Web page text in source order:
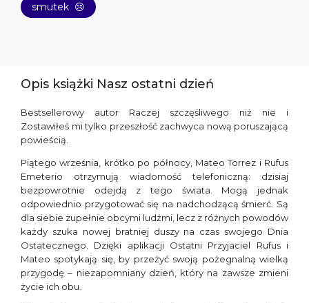
smutek 😢
Opis książki Nasz ostatni dzień
Bestsellerowy autor Raczej szczęśliwego niż nie i
Zostawiłeś mi tylko przeszłość zachwyca nową poruszającą
powieścią.
Piątego września, krótko po północy, Mateo Torrez i Rufus
Emeterio otrzymują wiadomość telefoniczną: dzisiaj
bezpowrotnie odejdą z tego świata. Mogą jednak
odpowiednio przygotować się na nadchodzącą śmierć. Są
dla siebie zupełnie obcymi ludźmi, lecz z różnych powodów
każdy szuka nowej bratniej duszy na czas swojego Dnia
Ostatecznego. Dzięki aplikacji Ostatni Przyjaciel Rufus i
Mateo spotykają się, by przeżyć swoją pożegnalną wielką
przygodę – niezapomniany dzień, który na zawsze zmieni
życie ich obu.